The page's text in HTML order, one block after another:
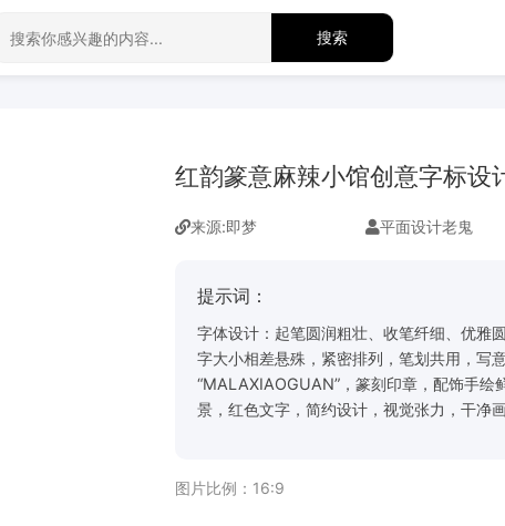
搜索
红韵篆意麻辣小馆创意字标设
来源:即梦 平面设计老鬼
提示词：
字体设计：起笔圆润粗壮、收笔纤细、优雅
字大小相差悬殊，紧密排列，笔划共用，写
“MALAXIAOGUAN”，篆刻印章，配饰手绘
景，红色文字，简约设计，视觉张力，干净
图片比例： 16:9